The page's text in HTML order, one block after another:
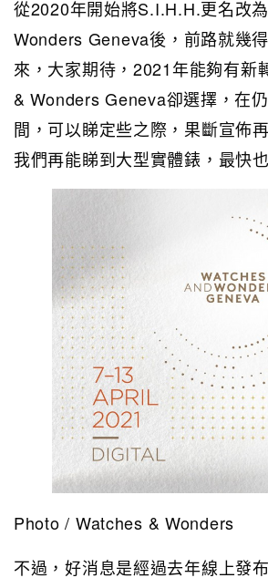
從2020年開始將S.I.H.H.更名改
Wonders Geneva後，前路就幾
來，大家期待，2021年能夠有新
& Wonders Geneva卻選擇，在
間，可以睇定些之際，果斷宣佈
我們再能睇到大型實體錶，最快
Photo / Watches & Wonders
不過，好消息是經過去年線上發